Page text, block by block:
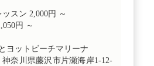
スン 2,000円 ～
円 ～
ヨットビーチマリーナ
神奈川県藤沢市片瀬海岸1-12-